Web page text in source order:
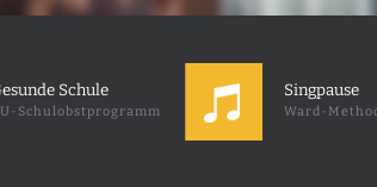
Schule
Schulobstprogramm
Singpause
Ward-